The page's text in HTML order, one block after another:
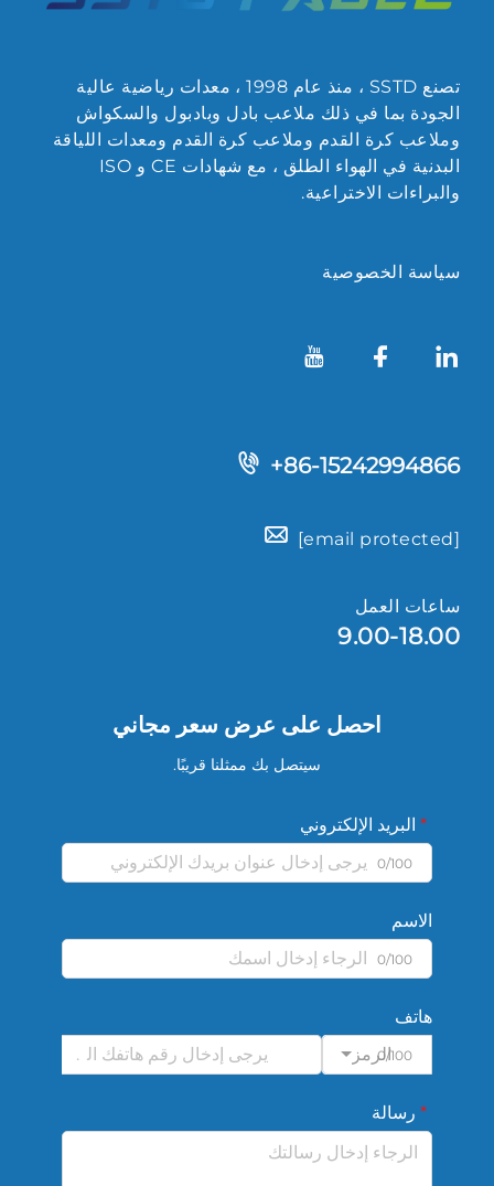
تصنع SSTD ، منذ عام 1998 ، معدات رياضية عالية
الجودة بما في ذلك ملاعب بادل وبادبول والسكواش
وملاعب كرة القدم وملاعب كرة القدم ومعدات اللياقة
البدنية في الهواء الطلق ، مع شهادات CE و ISO
والبراءات الاختراعية.
سياسة الخصوصية
+86-15242994866
[email protected]
ساعات العمل
9.00-18.00
احصل على عرض سعر مجاني
سيتصل بك ممثلنا قريبًا.
البريد الإلكتروني
0/100
الاسم
0/100
هاتف
الرمز0/100
رسالة